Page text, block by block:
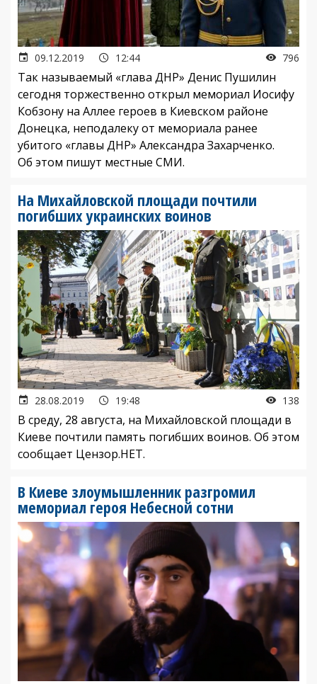
09.12.2019 12:44 796
Так называемый «глава ДНР» Денис Пушилин
сегодня торжественно открыл мемориал Иосифу
Кобзону на Аллее героев в Киевском районе
Донецка, неподалеку от мемориала ранее
убитого «главы ДНР» Александра Захарченко.
Об этом пишут местные СМИ.
На Михайловской площади почтили
погибших украинских воинов
28.08.2019 19:48 138
В среду, 28 августа, на Михайловской площади в
Киеве почтили память погибших воинов. Об этом
сообщает Цензор.НЕТ.
В Киеве злоумышленник разгромил
мемориал героя Небесной сотни